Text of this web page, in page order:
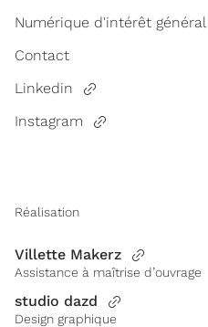
Numérique d'intérêt général
Contact
Linkedin
Instagram
Réalisation
Villette Makerz
Assistance à maîtrise d’ouvrage
studio dazd
Design graphique